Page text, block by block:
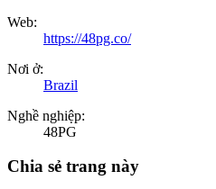
Web:
https://48pg.co/
Nơi ở:
Brazil
Nghề nghiệp:
48PG
Chia sẻ trang này